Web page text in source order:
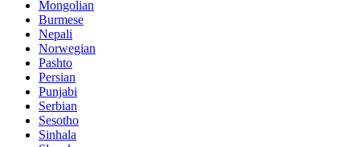
Mongolian
Burmese
Nepali
Norwegian
Pashto
Persian
Punjabi
Serbian
Sesotho
Sinhala